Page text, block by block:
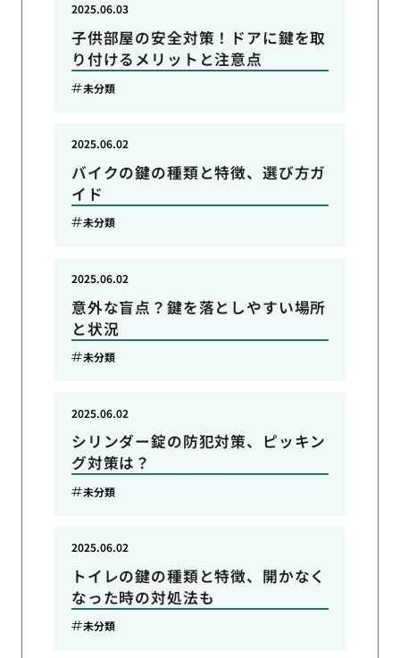
子供部屋の安全対策！ドアに鍵を取
り付けるメリットと注意点
2025.06.03
未分類
バイクの鍵の種類と特徴、選び方ガ
イド
2025.06.02
未分類
意外な盲点？鍵を落としやすい場所
と状況
2025.06.02
未分類
シリンダー錠の防犯対策、ピッキン
グ対策は？
2025.06.02
未分類
トイレの鍵の種類と特徴、開かなく
なった時の対処法も
2025.06.02
未分類